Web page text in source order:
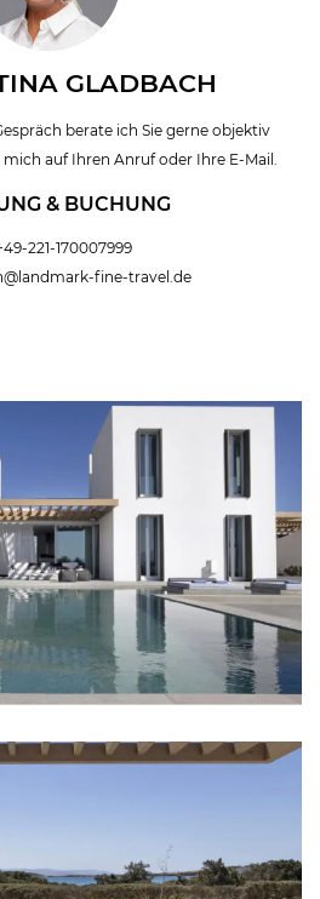
GLADBACH
berate ich Sie gerne objektiv
auf Ihren Anruf oder Ihre E-Mail.
& BUCHUNG
221-170007999
fine-travel.de